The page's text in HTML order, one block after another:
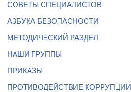
СОВЕТЫ СПЕЦИАЛИСТОВ
АЗБУКА БЕЗОПАСНОСТИ
МЕТОДИЧЕСКИЙ РАЗДЕЛ
НАШИ ГРУППЫ
ПРИКАЗЫ
ПРОТИВОДЕЙСТВИЕ КОРРУПЦИИ